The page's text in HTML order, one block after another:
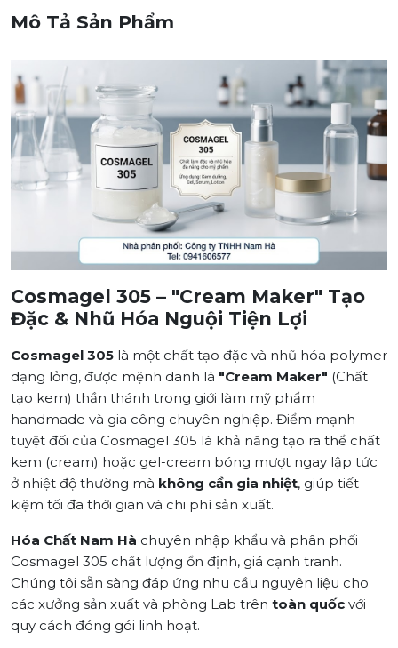
Mô Tả Sản Phẩm
Cosmagel 305 – "Cream Maker" Tạo
Đặc & Nhũ Hóa Nguội Tiện Lợi
Cosmagel 305 là một chất tạo đặc và nhũ hóa polymer
dạng lỏng, được mệnh danh là "Cream Maker" (Chất
tạo kem) thần thánh trong giới làm mỹ phẩm
handmade và gia công chuyên nghiệp. Điểm mạnh
tuyệt đối của Cosmagel 305 là khả năng tạo ra thể chất
kem (cream) hoặc gel-cream bóng mượt ngay lập tức
ở nhiệt độ thường mà không cần gia nhiệt, giúp tiết
kiệm tối đa thời gian và chi phí sản xuất.
Hóa Chất Nam Hà chuyên nhập khẩu và phân phối
Cosmagel 305 chất lượng ổn định, giá cạnh tranh.
Chúng tôi sẵn sàng đáp ứng nhu cầu nguyên liệu cho
các xưởng sản xuất và phòng Lab trên toàn quốc với
quy cách đóng gói linh hoạt.